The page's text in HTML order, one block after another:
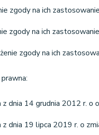
zgody na ich
zgody na ich
zgody na ich
dnia 14 grudnia 2012 r. o
dnia 19 lipca 2019 r. o